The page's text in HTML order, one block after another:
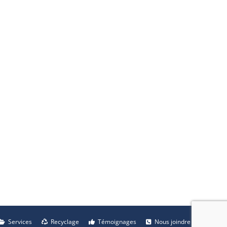
Services Recyclage Témoignages Nous joindre